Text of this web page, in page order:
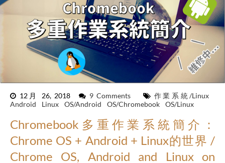
12月 26, 2018 9 Comments
作業系統/Linux
Android
Linux OS/Android OS/Chromebook OS/Linux
Chromebook多重作業系統簡介：
Chrome OS + Android + Linux的世界 /
Chrome OS, Android and Linux on